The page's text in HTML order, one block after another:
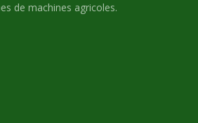
de machines agricoles.